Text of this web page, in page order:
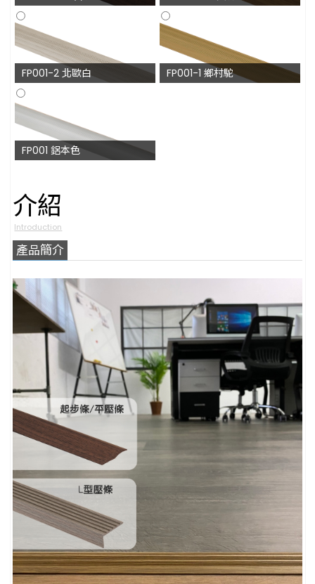
FP001-2 北歐白 FP001-1 鄉村駝
FP001 鋁本色
介紹
Introduction
產品簡介